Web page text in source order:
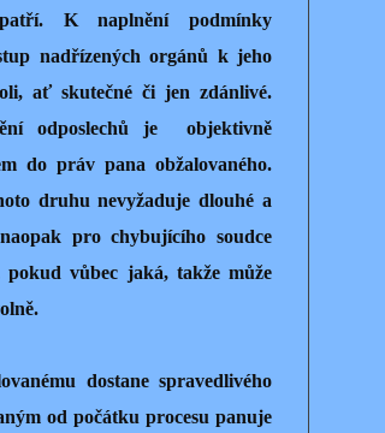
K naplnění podmínky
nadřízených orgánů k jeho
ať skutečné či jen zdánlivé.
odposlechů je objektivně
do práv pana obžalovaného.
druhu nevyžaduje dlouhé a
pro chybujícího soudce
vůbec jaká, takže může
dostane spravedlivého
od počátku procesu panuje